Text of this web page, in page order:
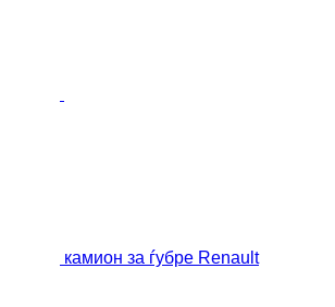
камион за ѓубре Renault